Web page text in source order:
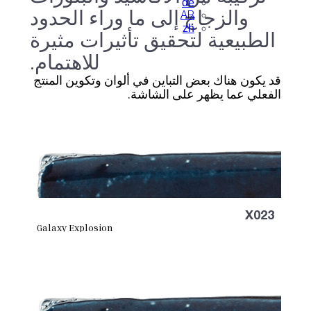
de
AR
zh
والزجاج إلى ما وراء الحدود
الطبيعية لتحقيق تأثيرات مثيرة
للاهتمام.
قد يكون هناك بعض التباين في ألوان وتكوين المنتج
الفعلي عما يظهر على الشاشة.
X023
Galaxy Explosion